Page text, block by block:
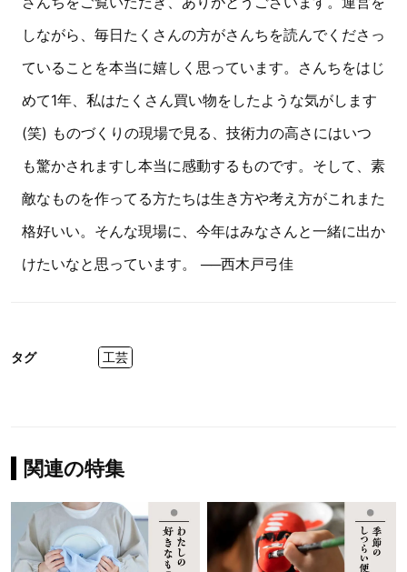
しながら、毎日たくさんの方がさんちを読んでくださっ
ていることを本当に嬉しく思っています。さんちをはじ
めて1年、私はたくさん買い物をしたような気がします
(笑) ものづくりの現場で見る、技術力の高さにはいつ
も驚かされますし本当に感動するものです。そして、素
敵なものを作ってる方たちは生き方や考え方がこれまた
格好いい。そんな現場に、今年はみなさんと一緒に出か
けたいなと思っています。 ──西木戸弓佳
タグ 工芸
関連の特集